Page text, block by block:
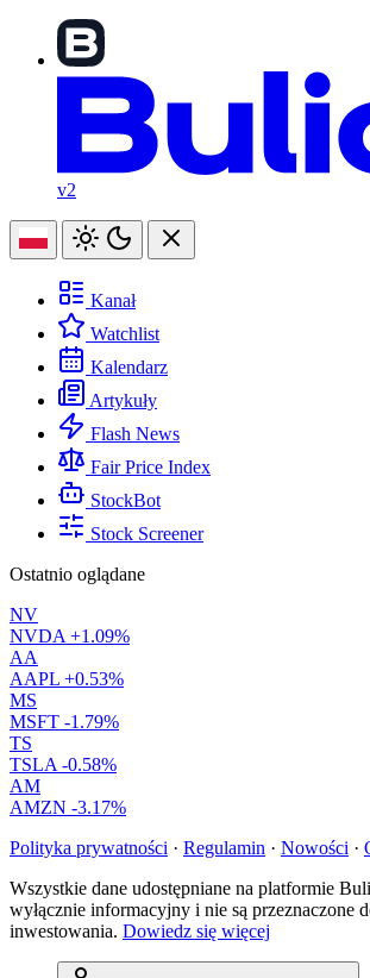
v2
Kanał
Watchlist
Kalendarz
Artykuły
Flash News
Fair Price Index
StockBot
Stock Screener
Ostatnio oglądane
NV
NVDA +1.09%
AA
AAPL +0.53%
MS
MSFT -1.79%
TS
TSLA -0.58%
AM
AMZN -3.17%
Polityka prywatności · Regulamin · Nowości ·
Wszystkie dane udostępniane na platformie
wyłącznie informacyjny i nie są przeznaczone
inwestowania. Dowiedz się więcej